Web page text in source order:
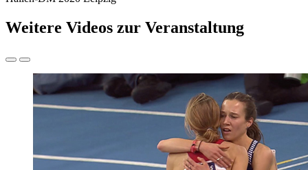
Weitere Videos zur Veranstaltung